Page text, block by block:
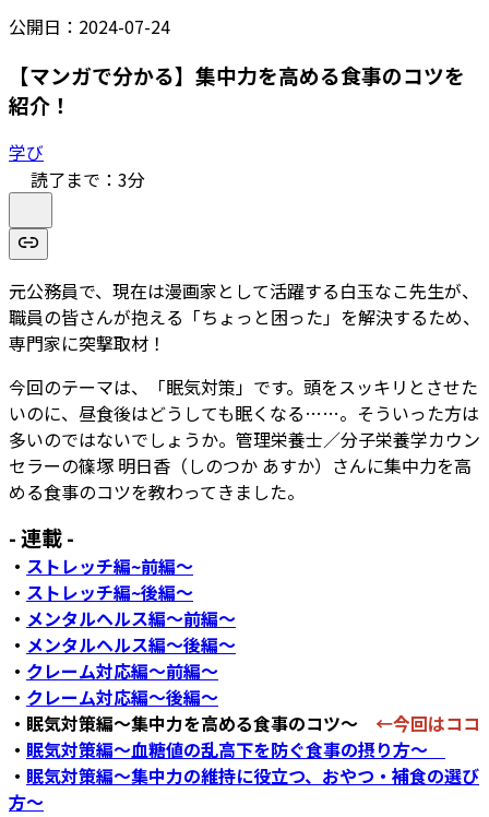
公開日： 2024-07-24
【マンガで分かる】集中力を高める食事のコツを
紹介！
学び
読了まで： 3分
元公務員で、現在は漫画家として活躍する白玉なこ先生が、
職員の皆さんが抱える「ちょっと困った」を解決するため、
専門家に突撃取材！
今回のテーマは、「眠気対策」です。頭をスッキリとさせた
いのに、昼食後はどうしても眠くなる……。そういった方は
多いのではないでしょうか。管理栄養士／分子栄養学カウン
セラーの篠塚 明日香（しのつか あすか）さんに集中力を高
める食事のコツを教わってきました。
- 連載 -
・ ストレッチ編~前編～
・ ストレッチ編~後編～
・ メンタルヘルス編～前編～
・ メンタルヘルス編～後編～
・ クレーム対応編～前編～
・ クレーム対応編～後編～
・眠気対策編～集中力を高める食事のコツ～ ←今回はココ
・ 眠気対策編～血糖値の乱高下を防ぐ食事の摂り方～
・ 眠気対策編～集中力の維持に役立つ、おやつ・補食の選び
方～